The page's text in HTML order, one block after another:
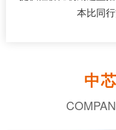
本比同
中